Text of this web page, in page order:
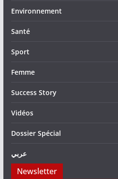
Environnement
Santé
Sport
Femme
Success Story
Vidéos
Dossier Spécial
عربي
Newsletter